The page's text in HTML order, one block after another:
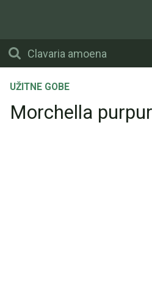
UŽITNE GOBE
Morchella